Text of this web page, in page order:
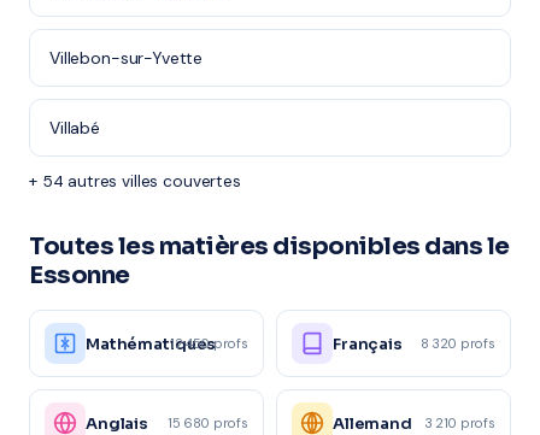
Villebon-sur-Yvette
Villabé
+ 54 autres villes couvertes
Toutes les matières disponibles dans le
Essonne
Mathématiques
12 450 profs Français 8 320 profs
Anglais 15 680 profs Allemand 3 210 profs